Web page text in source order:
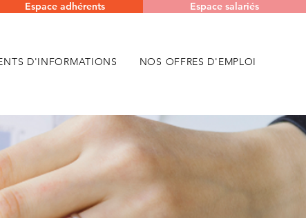
Espace adhérents Espace salariés
D'INFORMATIONS NOS OFFRES D'EMPLOI